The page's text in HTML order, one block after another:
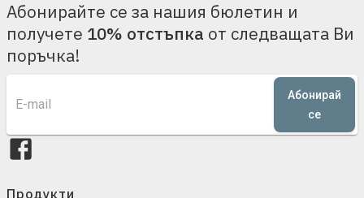
Абонирайте се за нашия бюлетин и
получете 10% отстъпка от следващата Ви
поръчка!
Абонирай
се
Продукти